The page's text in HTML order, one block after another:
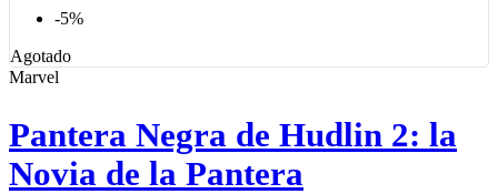
-5%
Agotado
Marvel
Pantera Negra de Hudlin 2: la
Novia de la Pantera